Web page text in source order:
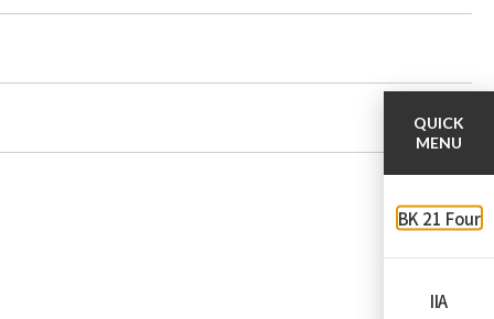
QUICK
MENU
BK 21 Four
IIA